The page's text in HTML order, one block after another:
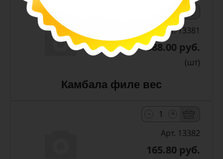
+
Арт. 13381
588.00 руб.
(шт)
Камбала филе вес
Арт. 13382
165.80 руб.